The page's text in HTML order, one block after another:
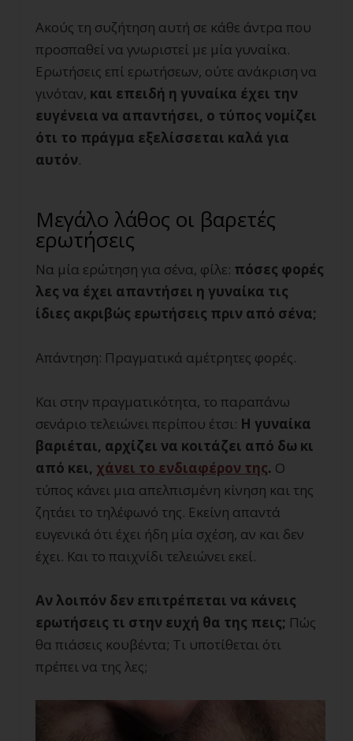
Ακούς τη συζήτηση αυτή σε κάθε άντρα που
προσπαθεί να γνωριστεί με μία γυναίκα.
Ερωτήσεις επί ερωτήσεων, ούτε ανάκριση να
γινόταν, και επειδή η γυναίκα έχει την
ευγένεια να απαντήσει, ο τύπος νομίζει
ότι το πράγμα εξελίσσεται καλά για
αυτόν.
Μεγάλο λάθος οι βαρετές
ερωτήσεις
Να μία ερώτηση για σένα, φίλε: πόσες φορές
λες να έχει απαντήσει η γυναίκα τις
ίδιες ακριβώς ερωτήσεις πριν από σένα;
Απάντηση: Πραγματικά αμέτρητες φορές.
Και στην πραγματικότητα, το παραπάνω
σενάριο τελειώνει περίπου έτσι: Η γυναίκα
βαριέται, αρχίζει να κοιτάζει από δω κι
από κει, χάνει το ενδιαφέρον της. Ο
τύπος κάνει μια απελπισμένη κίνηση και της
ζητάει το τηλέφωνό της. Εκείνη απαντά
ευγενικά ότι έχει ήδη μία σχέση, αν και δεν
έχει. Και το παιχνίδι τελειώνει εκεί.
Αν λοιπόν δεν επιτρέπεται να κάνεις
ερωτήσεις τι στην ευχή θα της πεις; Πώς
θα πιάσεις κουβέντα; Τι υποτίθεται ότι
πρέπει να της λες;